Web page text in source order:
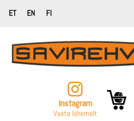
ET EN FI
Instagram
Vaata lähemalt